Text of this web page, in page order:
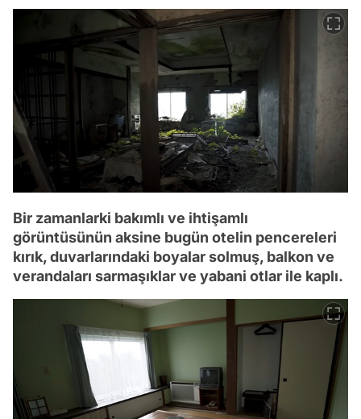
Bir zamanlarki bakımlı ve ihtişamlı
görüntüsünün aksine bugün otelin pencereleri
kırık, duvarlarındaki boyalar solmuş, balkon ve
verandaları sarmaşıklar ve yabani otlar ile kaplı.